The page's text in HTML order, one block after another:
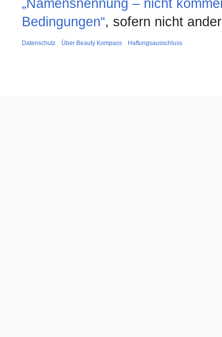
„Namensnennung – nicht
Bedingungen“, sofern nicht
Datenschutz Über Beauty Kompass Haftungsausschluss